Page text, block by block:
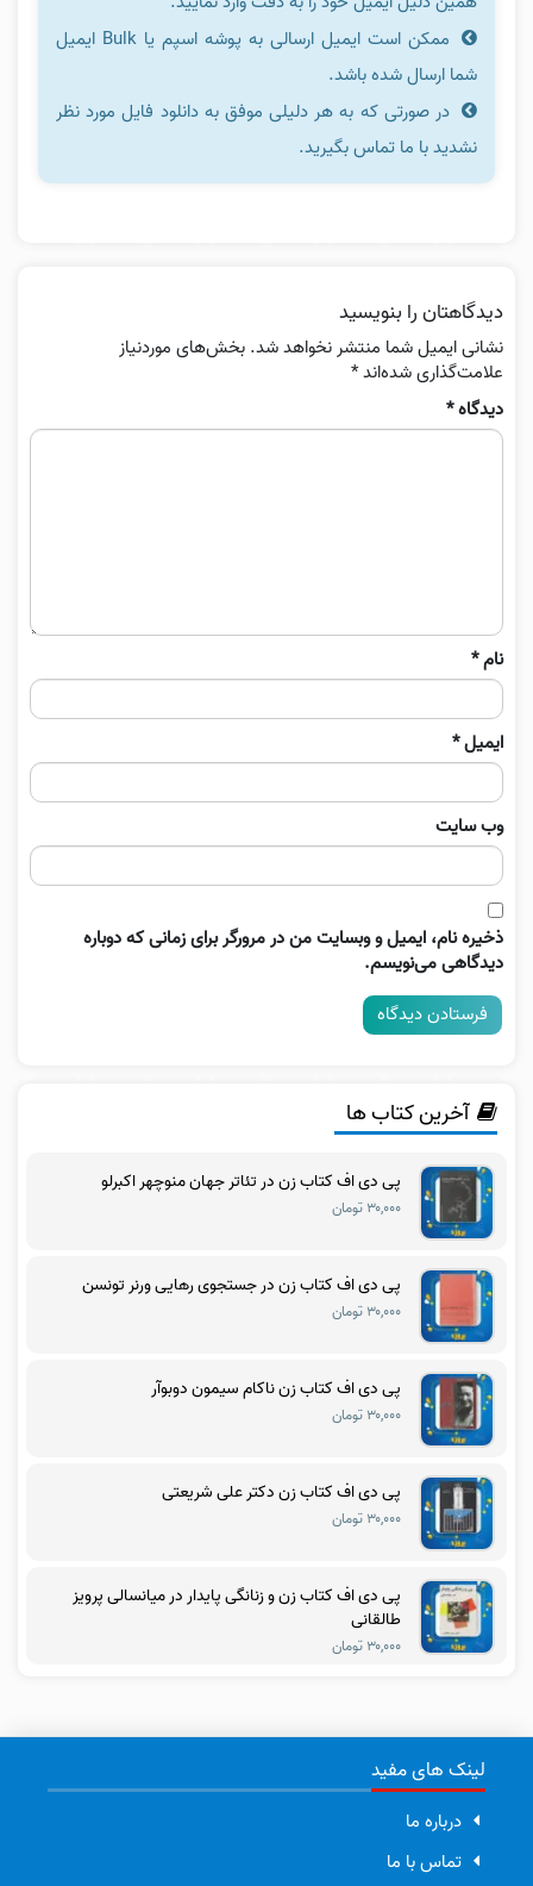
ممکن است ایمیل ارسالی به پوشه اسپم یا Bulk ایمیل
شما ارسال شده باشد.
در صورتی که به هر دلیلی موفق به دانلود فایل مورد نظر
نشدید با ما تماس بگیرید.
دیدگاهتان را بنویسید
نشانی ایمیل شما منتشر نخواهد شد. بخش‌های موردنیاز
علامت‌گذاری شده‌اند*
دیدگاه*
نام*
ایمیل*
وب‌ سایت
ذخیره نام، ایمیل و وبسایت من در مرورگر برای زمانی که دوباره
دیدگاهی می‌نویسم.
آخرین کتاب ها
پی دی اف کتاب زن در تئاتر جهان منوچهر اکبرلو
۳۰,۰۰۰ تومان
پی دی اف کتاب زن در جستجوی رهایی ورنر تونسن
۳۰,۰۰۰ تومان
پی دی اف کتاب زن ناکام سیمون دوبوآر
۳۰,۰۰۰ تومان
پی دی اف کتاب زن دکتر علی شریعتی
۳۰,۰۰۰ تومان
پی دی اف کتاب زن و زنانگی پایدار در میانسالی پرویز
طالقانی
۳۰,۰۰۰ تومان
لینک های مفید
درباره ما
تماس با ما